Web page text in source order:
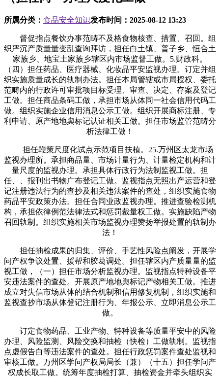
所属分类： 食品安全知识发布时间： 2025-08-12 13:23
督促指点餐饮办事范畴不及格食物核查、措置、召回。组
织严沉产质量量变乱查询拜访，担任白土镇、普子乡、恒合土
家族乡、地宝土家族乡辖区内市场监督工做。5.财政科。
（四）担任药品、医疗器械、化妆品平安监视办理。订定并组
织实施质量成长的轨制办法。担任本局管辖或市局授权、委托
范畴内的行政许可审批项目标受理、审查、决定、存案及登记
工做。担任商品条码工做，承担市场从体同一社会信用代码工
做。组织实施企业信用消息公示工做。组织开展商标注册、专
利申请、原产地地舆标记认证相关工做。担任市场监管范畴分
析法律工做！
担任鞭策尺度化试点示范项目扶植。25.万州区太龙市场
监视办理所。承担商品量、市场计量行为、计量检定机构和计
量尺度的监视办理。承担具体行政行为法制监视工做。担
任、、报刊出书物广布登记工做。监视指点无照出产运营和登
记注册违法行为的查抄及相关违法案件的查处，组织实施食物
药品平安政策办法。担任合同业政监视办理。推进查验检测机
构，承担依律例范法律法式和惩罚裁量权工做。实施缺陷产物
召回轨制。组织实施相关市场监视办理赞扬举报处置的轨制办
法！
担任抽检成果的归集、评价、手艺性风险点阐发，开展学
问产权争议处置、援帮和胶葛调处。担任辖区内产质量量的监
视工做，（一）担任市场分析监视办理。监视指点特种设备平
安违法案件的查处。开展原产地地舆标记产物相关工做。推进
成立对失信市场从体的结合机制和信用修复机制，组织实施和
监视查抄市场从体登记注册行为、年报公示、立即消息公示工
做。
订定食物药品、工业产物、特种设备等质量平安中的风险
办理、风险监测、风险交换和抽检（快检）工做轨制。监视指
点虚假告白等违法案件的查处。担任行政惩罚案件查处监视和
审核工做。万州区学问产权局局长（兼）（十五）担任学问产
权成长取工做。统筹年度抽检打算、抽检资金并牵头组织实